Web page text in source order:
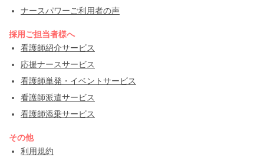
ナースパワーご利用者の声
採用ご担当者様へ
看護師紹介サービス
応援ナースサービス
看護師単発・イベントサービス
看護師派遣サービス
看護師添乗サービス
その他
利用規約